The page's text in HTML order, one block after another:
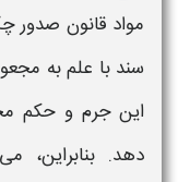
مواد قانون
سند با علم به
اینجرم و حکم
دهد. بنابراین،